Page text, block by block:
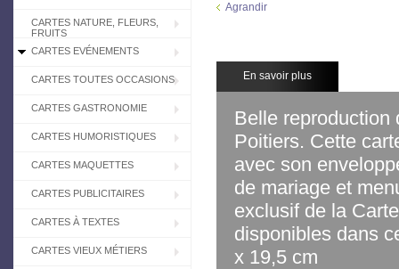
CARTES NATURE, FLEURS,
FRUITS
CARTES EVÉNEMENTS
CARTES TOUTES OCCASIONS
CARTES GASTRONOMIE
CARTES HUMORISTIQUES
CARTES MAQUETTES
CARTES PUBLICITAIRES
CARTES À TEXTES
CARTES VIEUX MÉTIERS
Agrandir
En savoir plus
Belle reproduction
Poitiers. Cette
avec son
de mariage et
exclusif de la
disponibles dans
x 19,5 cm